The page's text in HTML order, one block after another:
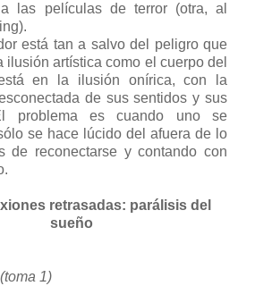
las películas de terror (otra, al
está tan a salvo del peligro que
ilusión artística como el cuerpo del
en la ilusión onírica, con la
de sus sentidos y sus
problema es cuando uno se
se hace lúcido del afuera de lo
de reconectarse y contando con
retrasadas: parálisis del
sueño
1)